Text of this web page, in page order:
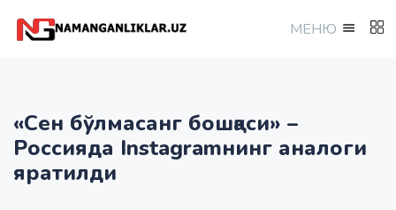
МEНЮ
«Сен бўлмасанг бошқаси» –
Россияда Instagramнинг аналоги
яратилди